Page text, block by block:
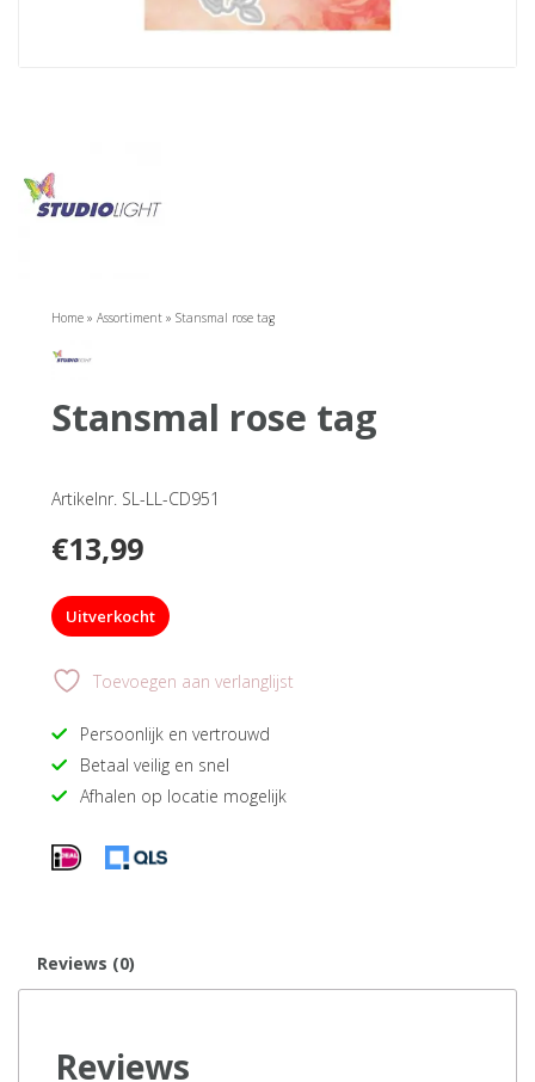
Home » Assortiment » Stansmal rose tag
stansmal rose tag
Artikelnr. SL-LL-CD951
€13,99
Uitverkocht
Toevoegen aan verlanglijst
Persoonlijk en vertrouwd
Betaal veilig en snel
Afhalen op locatie mogelijk
Reviews (0)
Reviews